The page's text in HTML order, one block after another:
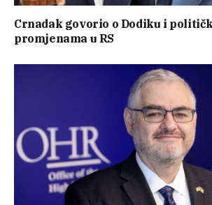
Crnadak govorio o Dodiku i
promjenama u RS